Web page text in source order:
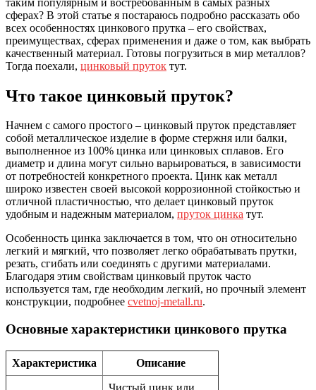
сферах? В этой статье я постараюсь подробно рассказать обо
всех особенностях цинкового прутка – его свойствах,
преимуществах, сферах применения и даже о том, как выбрать
качественный материал. Готовы погрузиться в мир металлов?
Тогда поехали, цинковый пруток тут.
Что такое цинковый пруток?
Начнем с самого простого – цинковый пруток представляет
собой металлическое изделие в форме стержня или балки,
выполненное из 100% цинка или цинковых сплавов. Его
диаметр и длина могут сильно варьироваться, в зависимости
от потребностей конкретного проекта. Цинк как металл
широко известен своей высокой коррозионной стойкостью и
отличной пластичностью, что делает цинковый пруток
удобным и надежным материалом, пруток цинка тут.
Особенность цинка заключается в том, что он относительно
легкий и мягкий, что позволяет легко обрабатывать прутки,
резать, сгибать или соединять с другими материалами.
Благодаря этим свойствам цинковый пруток часто
используется там, где необходим легкий, но прочный элемент
конструкции, подробнее cvetnoj-metall.ru.
Основные характеристики цинкового прутка
Характеристика Описание
Чистый цинк или